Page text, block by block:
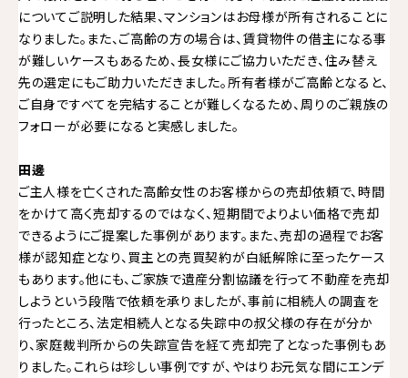
についてご説明した結果、マンションはお母様が所有されることに
なりました。また、ご高齢の方の場合は、賃貸物件の借主になる事
が難しいケースもあるため、長女様にご協力いただき、住み替え
先の選定にもご助力いただきました。所有者様がご高齢となると、
ご自身ですべてを完結することが難しくなるため、周りのご親族の
フォローが必要になると実感しました。
田邊
ご主人様を亡くされた高齢女性のお客様からの売却依頼で、時間
をかけて高く売却するのではなく、短期間でよりよい価格で売却
できるようにご提案した事例があります。また、売却の過程でお客
様が認知症となり、買主との売買契約が白紙解除に至ったケース
もあります。他にも、ご家族で遺産分割協議を行って不動産を売却
しようという段階で依頼を承りましたが、事前に相続人の調査を
行ったところ、法定相続人となる失踪中の叔父様の存在が分か
り、家庭裁判所からの失踪宣告を経て売却完了となった事例もあ
りました。これらは珍しい事例ですが、やはりお元気な間にエンデ